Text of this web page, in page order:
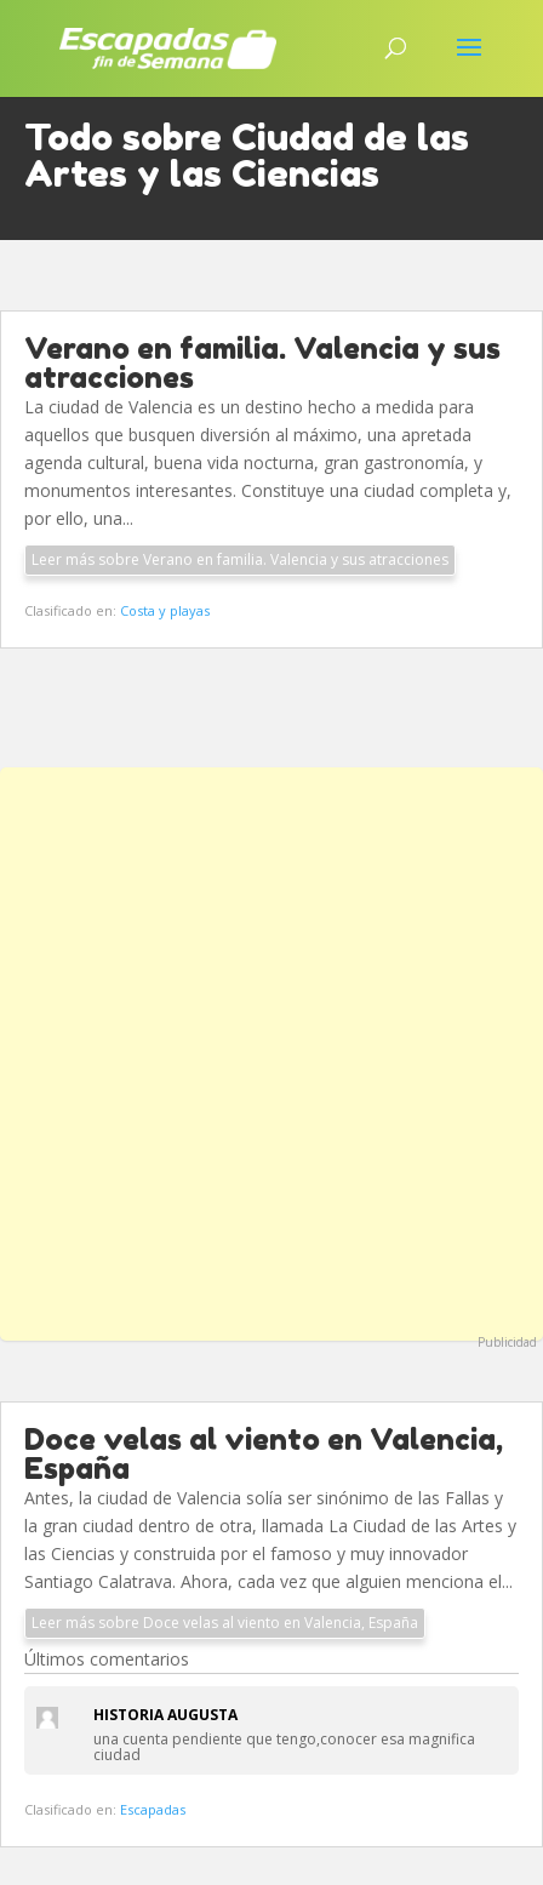
Todo sobre Ciudad de las
Artes y las Ciencias
Verano en familia. Valencia y sus
atracciones
La ciudad de Valencia es un destino hecho a medida para
aquellos que busquen diversión al máximo, una apretada
agenda cultural, buena vida nocturna, gran gastronomía, y
monumentos interesantes. Constituye una ciudad completa y,
por ello, una...
Leer más sobre Verano en familia. Valencia y sus atracciones
Clasificado en: Costa y playas
Publicidad
Doce velas al viento en Valencia,
España
Antes, la ciudad de Valencia solía ser sinónimo de las Fallas y
la gran ciudad dentro de otra, llamada La Ciudad de las Artes y
las Ciencias y construida por el famoso y muy innovador
Santiago Calatrava. Ahora, cada vez que alguien menciona el...
Leer más sobre Doce velas al viento en Valencia, España
Últimos comentarios
HISTORIA AUGUSTA
una cuenta pendiente que tengo,conocer esa magnifica
ciudad
Clasificado en: Escapadas